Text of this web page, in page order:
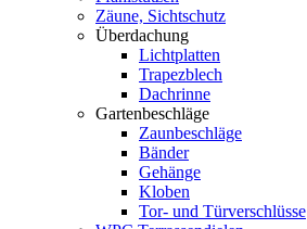
Zäune, Sichtschutz
Überdachung
Lichtplatten
Trapezblech
Dachrinne
Gartenbeschläge
Zaunbeschläge
Bänder
Gehänge
Kloben
Tor- und Türverschlüsse